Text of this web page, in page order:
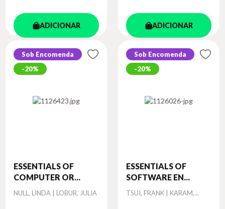
ADICIONAR ADICIONAR
Sob Encomenda
20%
ESSENTIALS OF
COMPUTER OR...
Autor
NULL, LINDA | LOBUR, JULIA
Sob Encomenda
20%
ESSENTIALS OF
SOFTWARE EN...
Autor
TSUI, FRANK | KARAM,...